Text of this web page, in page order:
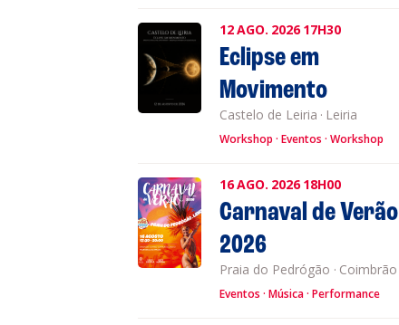
12AGO. 202617H30
Eclipse em
Movimento
Castelo de Leiria · Leiria
Workshop Eventos Workshop
16AGO. 202618H00
Carnaval de Verão
2026
Praia do Pedrógão · Coimbrão
Eventos Música Performance